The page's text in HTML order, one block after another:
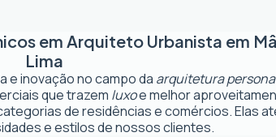
em Arquiteto Urbanista em
Lima
e inovação no campo da arquitetura
que trazem luxoe melhor
de residências e comércios. Elas
e estilos de nossos clientes.